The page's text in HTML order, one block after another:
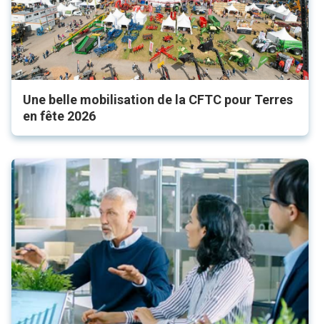
Une belle mobilisation de la CFTC pour Terres
en fête 2026